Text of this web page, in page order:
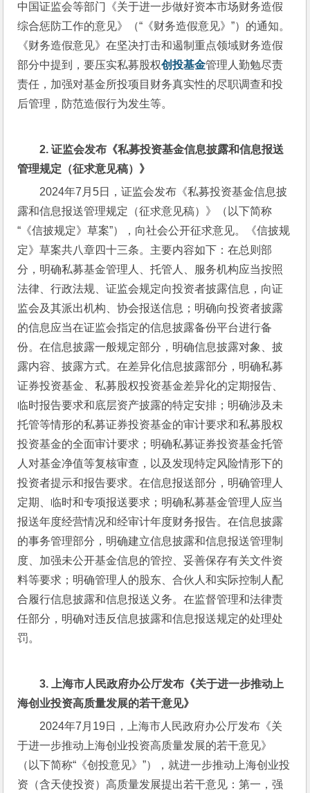
中国证监会等部门《关于进一步做好资本市场财务造假
综合惩防工作的意见》（“《财务造假意见》”）的通知。
《财务造假意见》在坚决打击和遏制重点领域财务造假
部分中提到，要压实私募股权创投基金管理人勤勉尽责
责任，加强对基金所投项目财务真实性的尽职调查和投
后管理，防范造假行为发生等。
2. 证监会发布《私募投资基金信息披露和信息报送
管理规定（征求意见稿）》
2024年7月5日，证监会发布《私募投资基金信息披
露和信息报送管理规定（征求意见稿）》（以下简称
“《信披规定》草案”），向社会公开征求意见。《信披规
定》草案共八章四十三条。主要内容如下：在总则部
分，明确私募基金管理人、托管人、服务机构应当按照
法律、行政法规、证监会规定向投资者披露信息，向证
监会及其派出机构、协会报送信息；明确向投资者披露
的信息应当在证监会指定的信息披露备份平台进行备
份。在信息披露一般规定部分，明确信息披露对象、披
露内容、披露方式。在差异化信息披露部分，明确私募
证券投资基金、私募股权投资基金差异化的定期报告、
临时报告要求和底层资产披露的特定安排；明确涉及未
托管等情形的私募证券投资基金的审计要求和私募股权
投资基金的全面审计要求；明确私募证券投资基金托管
人对基金净值等复核审查，以及发现特定风险情形下的
投资者提示和报告要求。在信息报送部分，明确管理人
定期、临时和专项报送要求；明确私募基金管理人应当
报送年度经营情况和经审计年度财务报告。在信息披露
的事务管理部分，明确建立信息披露和信息报送管理制
度、加强未公开基金信息的管控、妥善保存有关文件资
料等要求；明确管理人的股东、合伙人和实际控制人配
合履行信息披露和信息报送义务。在监督管理和法律责
任部分，明确对违反信息披露和信息报送规定的处理处
罚。
3.
上海市人民政府办公厅发布《关于进一步推动上
海创业投资高质量发展的若干意见》
2024年7月19日，上海市人民政府办公厅发布《关
于进一步推动上海创业投资高质量发展的若干意见》
（以下简称“《创投意见》”），就进一步推动上海创业投
资（含天使投资）高质量发展提出若干意见：第一，强